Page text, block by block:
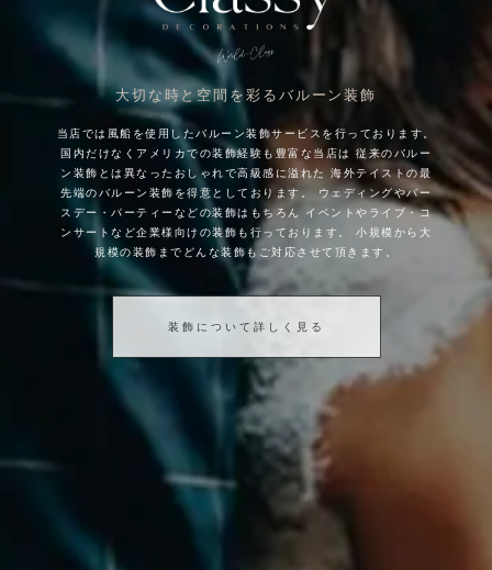
大切な時と空間を彩るバルーン装飾
当店では風船を使用したバルーン装飾サービスを行っております。
国内だけなくアメリカでの装飾経験も豊富な当店は
従来のバルー
ン装飾とは異なったおしゃれで高級感に溢れた
海外テイストの最
先端のバルーン装飾を得意としております。
ウェディングやバー
スデー・パーティーなどの装飾はもちろん
イベントやライブ・コ
ンサートなど企業様向けの装飾も行っております。
小規模から大
規模の装飾までどんな装飾もご対応させて頂きます。
装飾について詳しく見る